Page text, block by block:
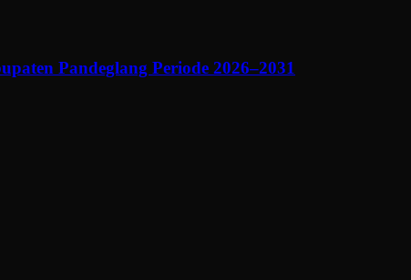
Pandeglang Periode 2026–2031